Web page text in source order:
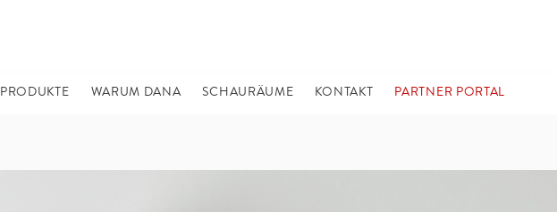
PRODUKTE WARUM DANA SCHAURÄUME KONTAKT PARTNER PORTAL